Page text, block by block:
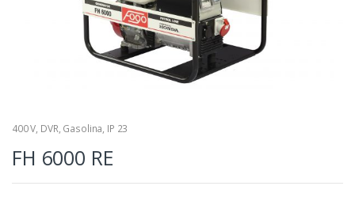
400 V, DVR, Gasolina, IP 23
FH 6000 RE